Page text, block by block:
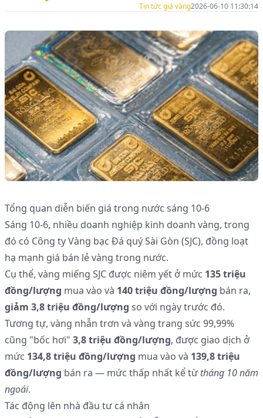
Tin tức giá vàng2026-06-10 11:30:14
Tổng quan diễn biến giá trong nước sáng 10-6
Sáng 10-6, nhiều doanh nghiệp kinh doanh vàng, trong
đó có Công ty Vàng bạc Đá quý Sài Gòn (SJC), đồng loạt
hạ mạnh giá bán lẻ vàng trong nước.
Cụ thể, vàng miếng SJC được niêm yết ở mức 135 triệu
đồng/lượng mua vào và 140 triệu đồng/lượng bán ra,
giảm 3,8 triệu đồng/lượng so với ngày trước đó.
Tương tự, vàng nhẫn trơn và vàng trang sức 99,99%
cũng "bốc hơi" 3,8 triệu đồng/lượng, được giao dịch ở
mức 134,8 triệu đồng/lượng mua vào và 139,8 triệu
đồng/lượng bán ra — mức thấp nhất kể từtháng 10 năm
ngoái.
Tác động lên nhà đầu tư cá nhân